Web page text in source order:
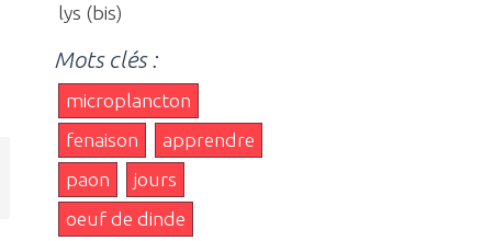
lys (bis)
Mots clés :
microplancton
fenaison
apprendre
paon
jours
oeuf de dinde